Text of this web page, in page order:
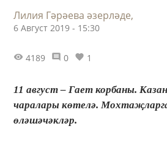
Лилия Гәрәева әзерләде,
6 Август 2019 - 15:30
4189 0 1
11 август – Гает корбаны.
чаралары көтелә.
өләшәчәкләр.